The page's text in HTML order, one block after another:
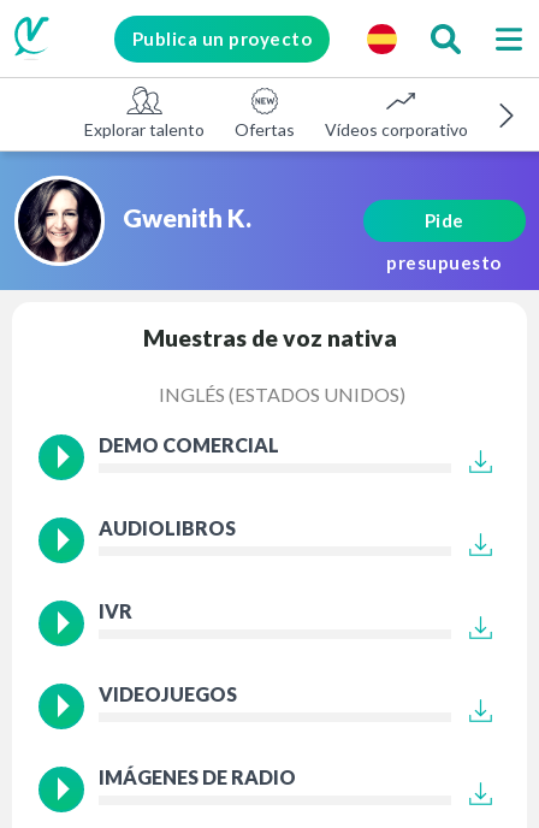
Publica un proyecto
Explorar talento Ofertas Vídeos corporativos E-
Gwenith K.
Pide
presupuesto
Muestras de voz nativa
INGLÉS (ESTADOS UNIDOS)
DEMO COMERCIAL
AUDIOLIBROS
IVR
VIDEOJUEGOS
IMÁGENES DE RADIO